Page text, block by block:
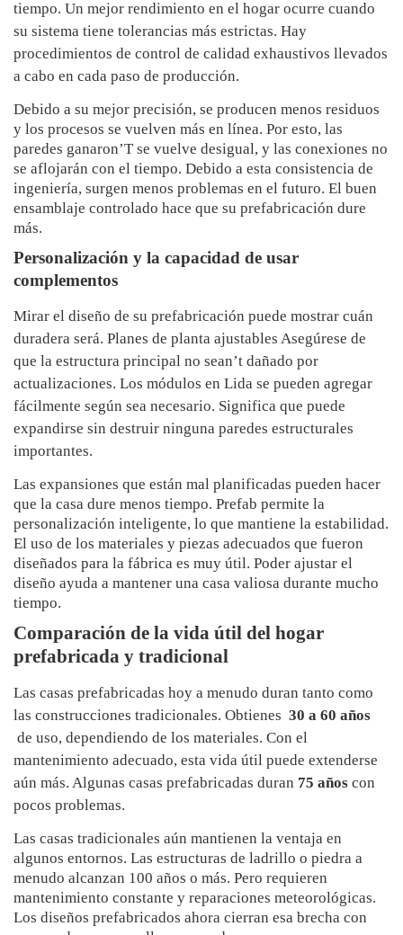
tiempo. Un mejor rendimiento en el hogar ocurre cuando
su sistema tiene tolerancias más estrictas. Hay
procedimientos de control de calidad exhaustivos llevados
a cabo en cada paso de producción.
Debido a su mejor precisión, se producen menos residuos
y los procesos se vuelven más en línea. Por esto, las
paredes ganaron’T se vuelve desigual, y las conexiones no
se aflojarán con el tiempo. Debido a esta consistencia de
ingeniería, surgen menos problemas en el futuro. El buen
ensamblaje controlado hace que su prefabricación dure
más.
Personalización y la capacidad de usar
complementos
Mirar el diseño de su prefabricación puede mostrar cuán
duradera será. Planes de planta ajustables Asegúrese de
que la estructura principal no sean’t dañado por
actualizaciones. Los módulos en Lida se pueden agregar
fácilmente según sea necesario. Significa que puede
expandirse sin destruir ninguna paredes estructurales
importantes.
Las expansiones que están mal planificadas pueden hacer
que la casa dure menos tiempo. Prefab permite la
personalización inteligente, lo que mantiene la estabilidad.
El uso de los materiales y piezas adecuados que fueron
diseñados para la fábrica es muy útil. Poder ajustar el
diseño ayuda a mantener una casa valiosa durante mucho
tiempo.
Comparación de la vida útil del hogar
prefabricada y tradicional
Las casas prefabricadas hoy a menudo duran tanto como
las construcciones tradicionales. Obtienes 30 a 60 años
de uso, dependiendo de los materiales. Con el
mantenimiento adecuado, esta vida útil puede extenderse
aún más. Algunas casas prefabricadas duran 75 años con
pocos problemas.
Las casas tradicionales aún mantienen la ventaja en
algunos entornos. Las estructuras de ladrillo o piedra a
menudo alcanzan 100 años o más. Pero requieren
mantenimiento constante y reparaciones meteorológicas.
Los diseños prefabricados ahora cierran esa brecha con